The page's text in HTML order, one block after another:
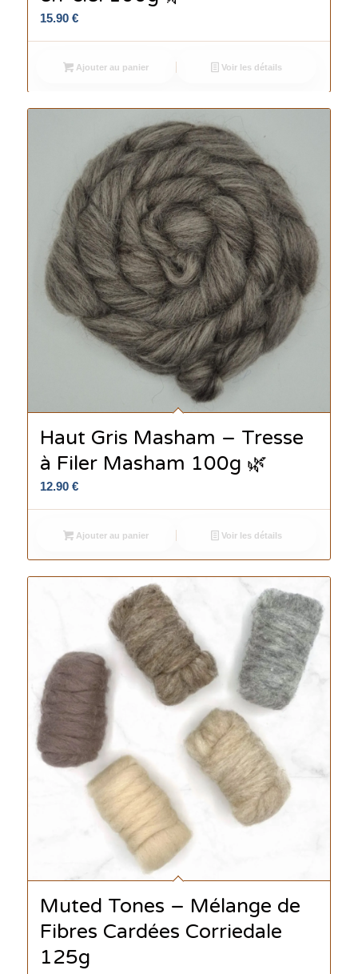
15.90 €
Ajouter au panier Voir les détails
Haut Gris Masham – Tresse
à Filer Masham 100g 🌿
12.90 €
Ajouter au panier Voir les détails
Muted Tones – Mélange de
Fibres Cardées Corriedale
125g